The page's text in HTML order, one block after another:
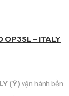
OP3SL – ITALY
(Ý) vận hành bền